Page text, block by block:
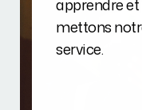
apprendre et
mettons
service.